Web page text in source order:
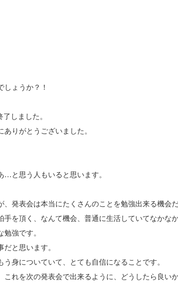
ょうか？！
しました。
りがとうございました。
…と思う人もいると思います。
発表会は本当にたくさんのことを勉強出来る機会
を頂く、なんて機会、普通に生活していてなかな
強です。
と思います。
身についていて、とても自信になることです。
れを次の発表会で出来るように、どうしたら良い